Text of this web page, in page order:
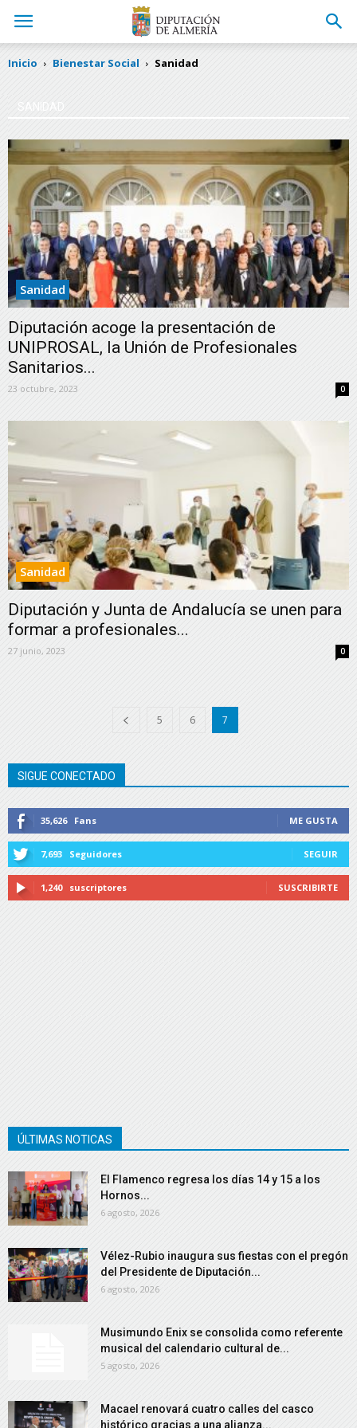
Inicio Bienestar Social Sanidad
SANIDAD
Sanidad
Diputación acoge la presentación de
UNIPROSAL, la Unión de Profesionales
Sanitarios...
23 octubre, 2023 0
Sanidad
Diputación y Junta de Andalucía se unen para
formar a profesionales...
27 junio, 2023 0
5 6 7
SIGUE CONECTADO
35,626 Fans ME GUSTA
7,693 Seguidores SEGUIR
1,240 suscriptores SUSCRIBIRTE
ÚLTIMAS NOTICAS
El Flamenco regresa los días 14 y 15 a los
Hornos...
6 agosto, 2026
Vélez-Rubio inaugura sus fiestas con el pregón
del Presidente de Diputación...
6 agosto, 2026
Musimundo Enix se consolida como referente
musical del calendario cultural de...
5 agosto, 2026
Macael renovará cuatro calles del casco
histórico gracias a una alianza...